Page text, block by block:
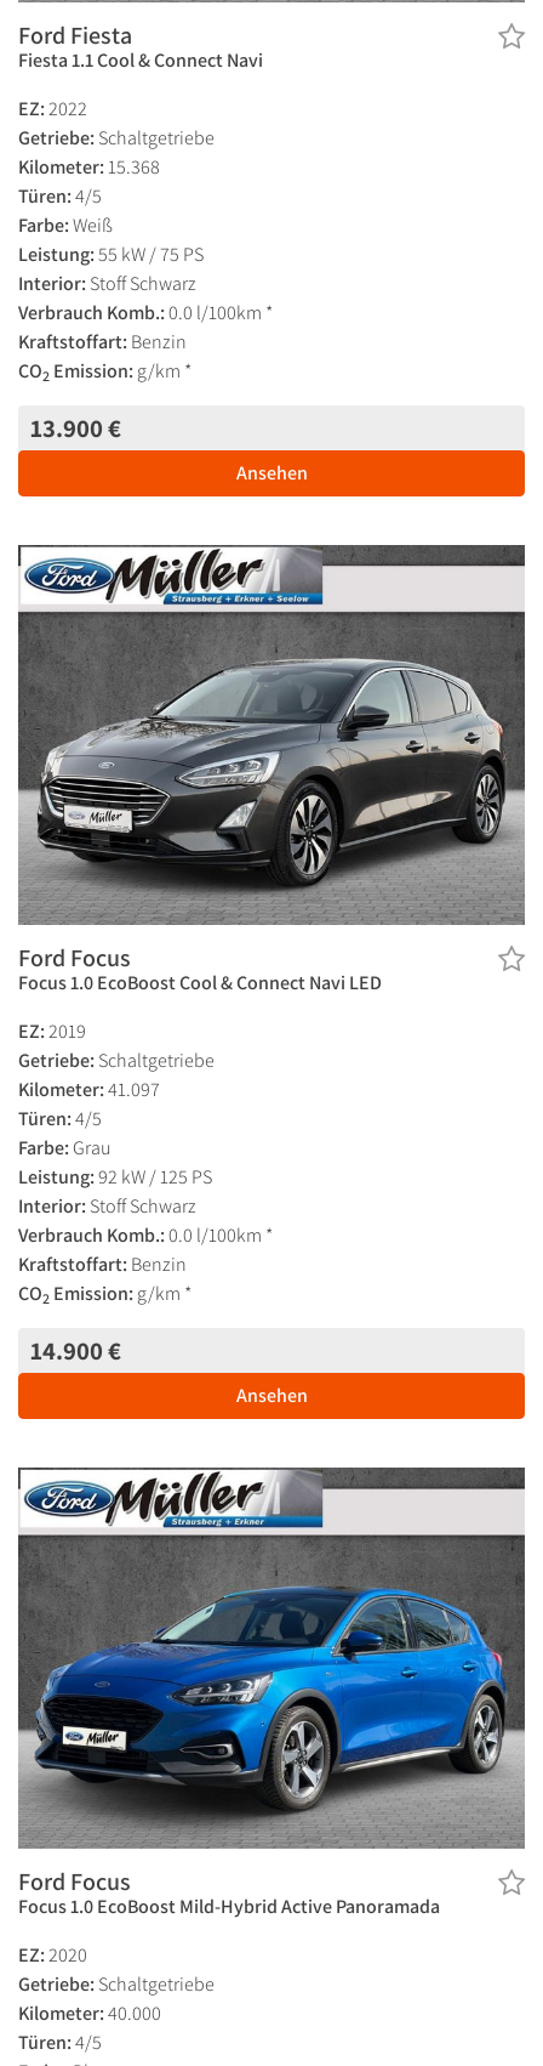
Ford Fiesta
Fiesta 1.1 Cool & Connect Navi
EZ:2022
Getriebe: Schaltgetriebe
Kilometer: 15.368
Türen:4/5
Farbe:Weiß
Leistung:55 kW / 75 PS
Interior: Stoff Schwarz
Verbrauch Komb.:0.0 l/100km *
Kraftstoffart: Benzin
CO2 Emission: g/km *
13.900 €
Ansehen
Ford Focus
Focus 1.0 EcoBoost Cool & Connect Navi LED
EZ:2019
Getriebe: Schaltgetriebe
Kilometer:41.097
Türen:4/5
Farbe: Grau
Leistung:92 kW / 125 PS
Interior: Stoff Schwarz
Verbrauch Komb.:0.0 l/100km *
Kraftstoffart: Benzin
CO2 Emission: g/km *
14.900 €
Ansehen
Ford Focus
Focus 1.0 EcoBoost Mild-Hybrid Active Panoramada
EZ:2020
Getriebe: Schaltgetriebe
Kilometer:40.000
Türen:4/5